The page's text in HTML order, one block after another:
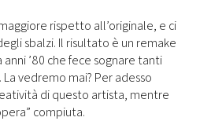
rispetto all’originale, e ci
sbalzi. Il risultato è un remake
’80 che fece sognare tanti
vedremo mai? Per adesso
di questo artista, mentre
compiuta.